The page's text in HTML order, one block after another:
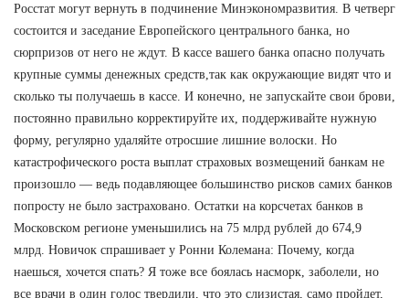
Росстат могут вернуть в подчинение Минэкономразвития. В четверг
состоится и заседание Европейского центрального банка, но
сюрпризов от него не ждут. В кассе вашего банка опасно получать
крупные суммы денежных средств,так как окружающие видят что и
сколько ты получаешь в кассе. И конечно, не запускайте свои брови,
постоянно правильно корректируйте их, поддерживайте нужную
форму, регулярно удаляйте отросшие лишние волоски. Но
катастрофического роста выплат страховых возмещений банкам не
произошло — ведь подавляющее большинство рисков самих банков
попросту не было застраховано. Остатки на корсчетах банков в
Московском регионе уменьшились на 75 млрд рублей до 674,9
млрд. Новичок спрашивает у Ронни Колемана: Почему, когда
наешься, хочется спать? Я тоже все боялась насморк, заболели, но
все врачи в один голос твердили, что это слизистая, само пройдет,